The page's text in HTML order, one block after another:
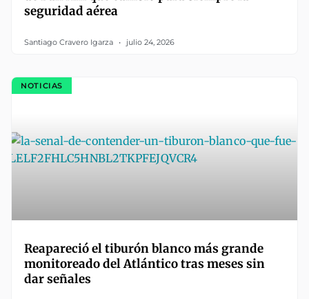
seguridad aérea
Santiago Cravero Igarza julio 24, 2026
NOTICIAS
Reapareció el tiburón blanco más grande
monitoreado del Atlántico tras meses sin
dar señales